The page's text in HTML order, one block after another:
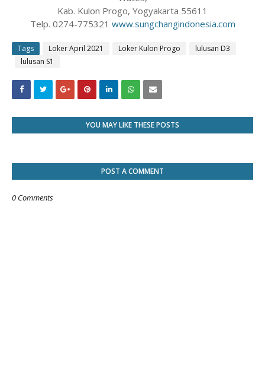
Kab. Kulon Progo, Yogyakarta 55611
Telp. 0274-775321 www.sungchangindonesia.com
Tags Loker April 2021 Loker Kulon Progo
lulusan D3
lulusan S1
YOU MAY LIKE THESE POSTS
POST A COMMENT
0 Comments